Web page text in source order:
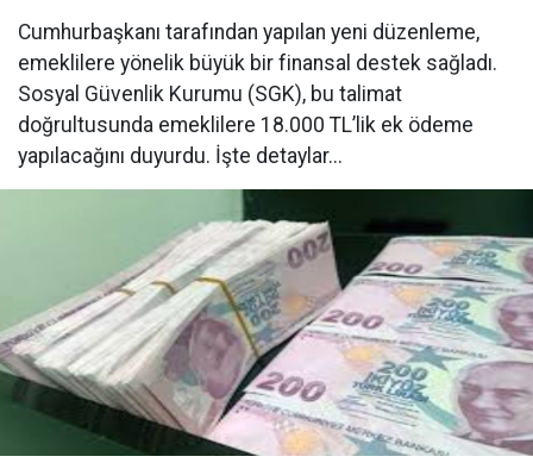
Cumhurbaşkanı tarafından yapılan yeni düzenleme,
emeklilere yönelik büyük bir finansal destek sağladı.
Sosyal Güvenlik Kurumu (SGK), bu talimat
doğrultusunda emeklilere 18.000 TL’lik ek ödeme
yapılacağını duyurdu. İşte detaylar...